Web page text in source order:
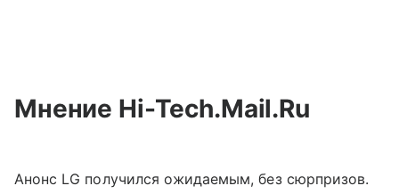
Мнение Hi-Tech.Mail.Ru
Анонс LG получился ожидаемым, без сюрпризов.